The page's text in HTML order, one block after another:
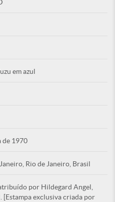
em azul
de 1970
Rio de Janeiro, Brasil
por Hildegard Angel,
[Estampa exclusiva criada por